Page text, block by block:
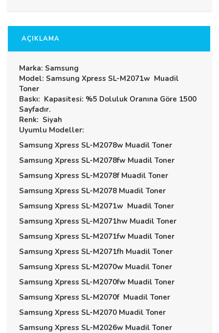
AÇIKLAMA
Marka: Samsung
Model: Samsung Xpress SL-M2071w Muadil
Toner
Baskı: Kapasitesi: %5 Doluluk Oranına Göre 1500
Sayfadır.
Renk: Siyah
Uyumlu Modeller:
Samsung Xpress SL-M2078w Muadil Toner
Samsung Xpress SL-M2078fw Muadil Toner
Samsung Xpress SL-M2078f Muadil Toner
Samsung Xpress SL-M2078 Muadil Toner
Samsung Xpress SL-M2071w Muadil Toner
Samsung Xpress SL-M2071hw Muadil Toner
Samsung Xpress SL-M2071fw Muadil Toner
Samsung Xpress SL-M2071fh Muadil Toner
Samsung Xpress SL-M2070w Muadil Toner
Samsung Xpress SL-M2070fw Muadil Toner
Samsung Xpress SL-M2070f Muadil Toner
Samsung Xpress SL-M2070 Muadil Toner
Samsung Xpress SL-M2026w Muadil Toner